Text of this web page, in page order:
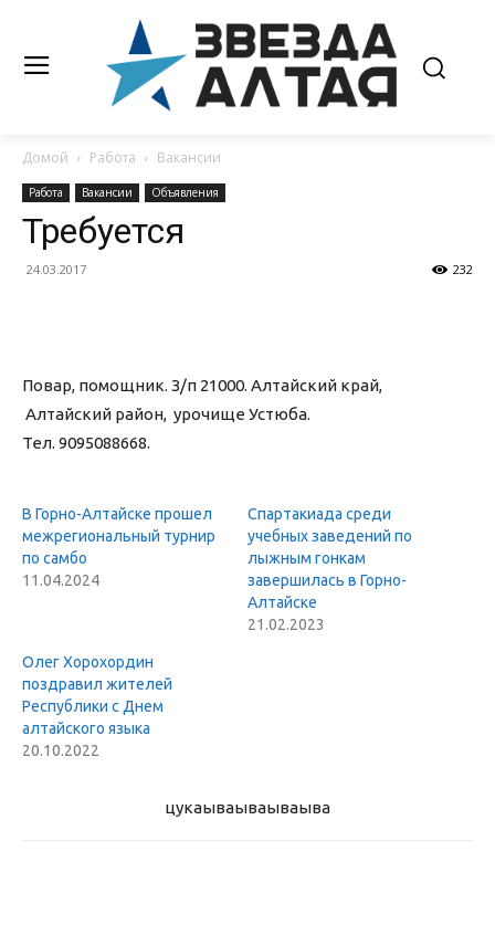
Домой Работа Вакансии
Работа Вакансии Объявления
Требуется
24.03.2017 232
Повар, помощник. З/п 21000. Алтайский край,
Алтайский район, урочище Устюба.
Тел. 9095088668.
В Горно-Алтайске прошел
межрегиональный турнир
по самбо
11.04.2024
Спартакиада среди
учебных заведений по
лыжным гонкам
завершилась в Горно-
Алтайске
21.02.2023
Олег Хорохордин
поздравил жителей
Республики с Днем
алтайского языка
20.10.2022
цукаываываываыва